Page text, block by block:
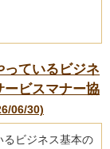
ているビジネ
ービスマナー協
06/30)
るビジネス基本の